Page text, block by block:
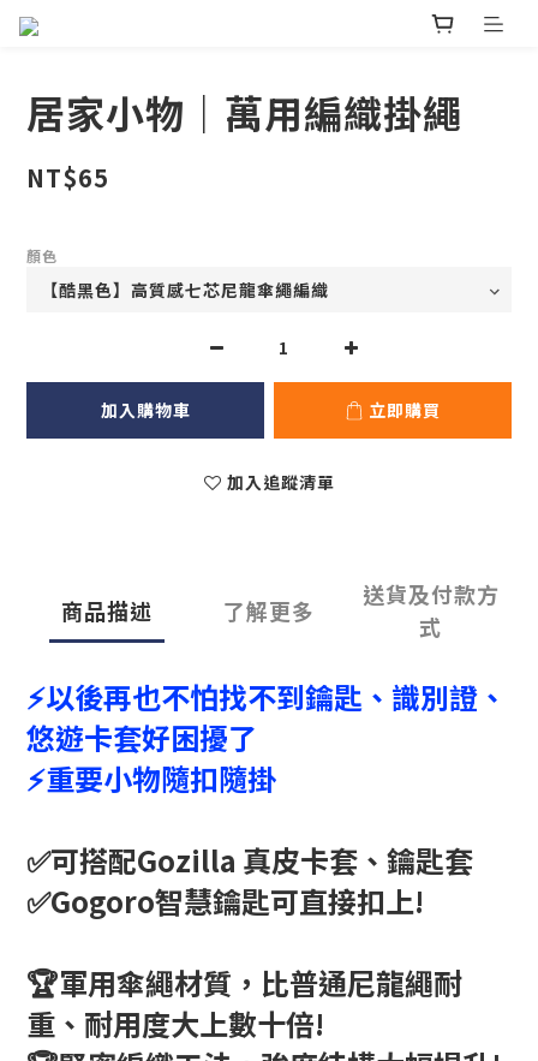
居家小物｜萬用編織掛繩
NT$65
顏色
加入購物車 立即購買
加入追蹤清單
商品描述 了解更多
送貨及付款方
式
⚡以後再也不怕找不到鑰匙、識別證、
悠遊卡套好困擾了
⚡重要小物隨扣隨掛
✅可搭配Gozilla 真皮卡套、鑰匙套
✅Gogoro智慧鑰匙可直接扣上!
🏆軍用傘繩材質，比普通尼龍繩耐
重、耐用度大上數十倍!